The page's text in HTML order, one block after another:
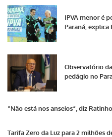
IPVA menor é
Paraná, explica
Observatório
pedágio no
“Não está nos anseios”, diz
Tarifa Zero da Luz para 2 milhões